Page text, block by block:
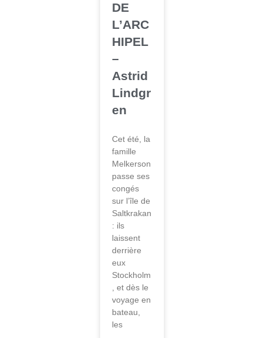
DE
L’ARC
HIPEL
–
Astrid
Lindgr
en
Cet été, la
famille
Melkerson
passe ses
congés
sur l’île de
Saltkrakan
: ils
laissent
derrière
eux
Stockholm
, et dès le
voyage en
bateau,
les